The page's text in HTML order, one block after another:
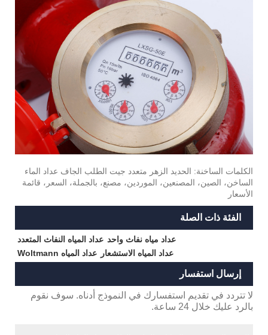
الكلمات الساخنة: الحديد الزهر متعدد جيت الطلب الجاف عداد الماء
الساخن، الصين، المصنعين، الموردين، مصنع، بالجملة، السعر، قائمة
الأسعار
الفئة ذات الصلة
عداد المياه النفاث المتعدد عداد مياه نفاث واحد
عداد المياه Woltmann
عداد المياه الاستشعار
إرسال استفسار
لا تتردد في تقديم استفسارك في النموذج أدناه. سوف نقوم
بالرد عليك خلال 24 ساعة.